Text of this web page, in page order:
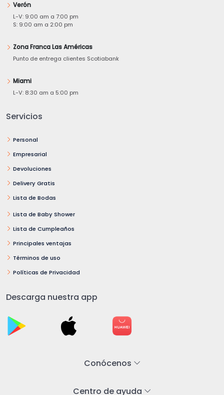
Verón
L-V: 9:00 am a 7:00 pm
S: 9:00 am a 2:00 pm
Zona Franca Las Américas
Punto de entrega clientes Scotiabank
Miami
L-V: 8:30 am a 5:00 pm
Servicios
Personal
Empresarial
Devoluciones
Delivery Gratis
Lista de Bodas
Lista de Baby Shower
Lista de Cumpleaños
Principales ventajas
Términos de uso
Políticas de Privacidad
Descarga nuestra app
Conócenos
Centro de ayuda